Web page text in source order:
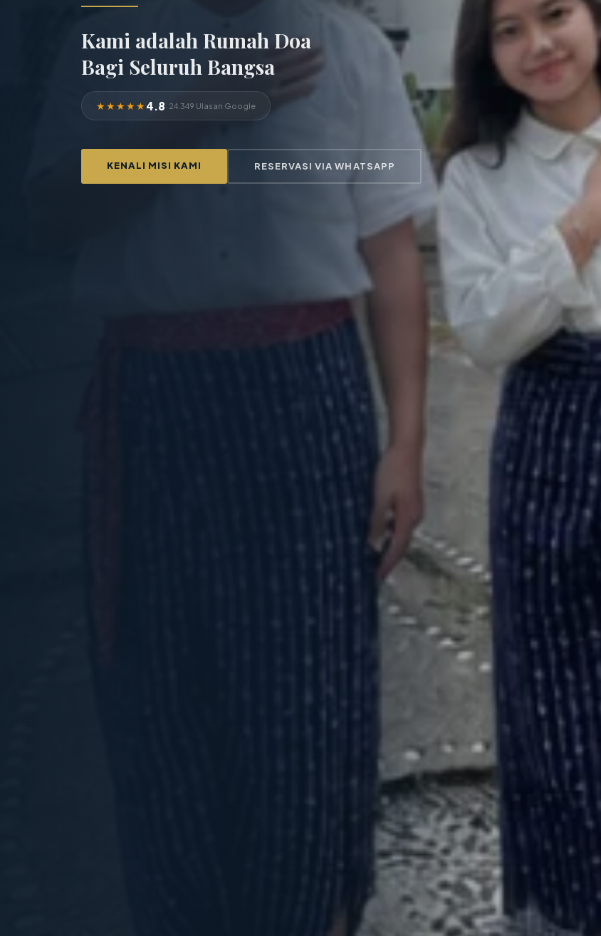
Kami adalah Rumah Doa
Bagi Seluruh Bangsa
★★★★★ 4.8· 24.349 Ulasan Google
KENALI MISI KAMI RESERVASI VIA WHATSAPP